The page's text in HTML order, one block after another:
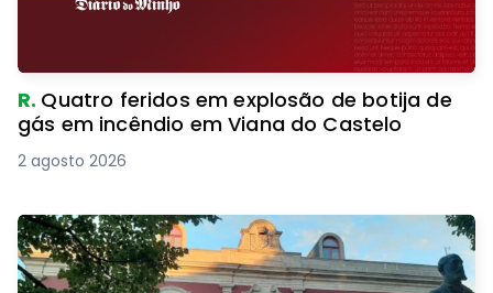
R. Quatro feridos em explosão de botija de
gás em incêndio em Viana do Castelo
2 agosto 2026